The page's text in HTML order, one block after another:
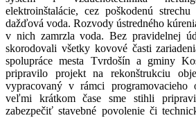
elektroinštalácie, cez poškodenú
dažďová voda. Rozvody ústredného
v nich zamrzla voda. Bez pravidelnej
skorodovali všetky kovové časti
spolupráce mesta Tvrdošín a gminy
pripravilo projekt na rekonštrukciu
vypracovaný v rámci programovacieho
veľmi krátkom čase sme stihli
zabezpečiť stavebné povolenie či